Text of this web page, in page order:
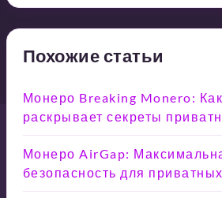
Похожие статьи
Монеро Breaking Monero:
раскрывает секреты
Монеро AirGap:
безопасность для